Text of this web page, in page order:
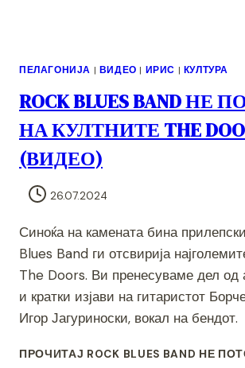
ПЕЛАГОНИЈА | ВИДЕО | ИРИС | КУЛТУРА
ROCK BLUES BAND НЕ
НА КУЛТНИТЕ THE
(ВИДЕО)
26.07.2024
Синоќа на камената бина
Blues Band ги отсвирија
The Doors. Ви пренесуваме дел од
и кратки изјави на гитаристот
Игор Јагуриноски, вокал на бендот.
ПРОЧИТАЈ ROCK BLUES BAND НЕ